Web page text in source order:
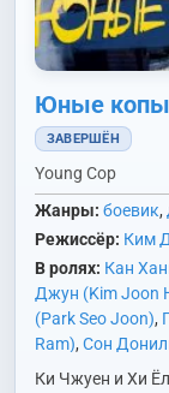
Юные копы
ЗАВЕРШЁН
Young Cop
Жанры: боевик,
Режиссёр: Ким
В ролях: Кан
Джун (Kim Joon
(Park Seo Joon),
Ram), Сон
Ки Чжуен и Хи